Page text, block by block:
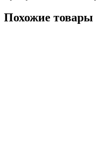
Похожие товары